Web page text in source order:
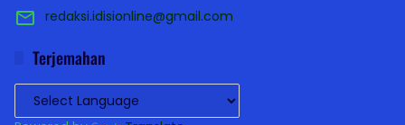
redaksi.idisionline@gmail.com
Terjemahan